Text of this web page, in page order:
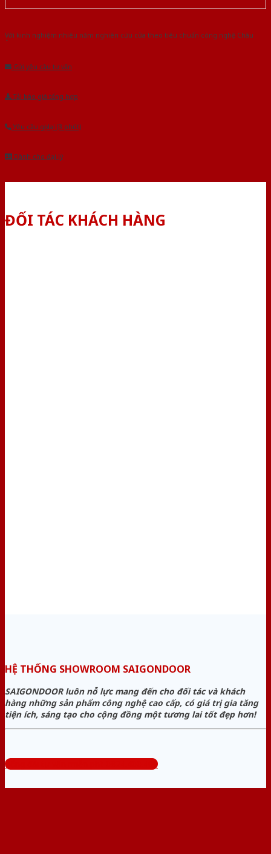
Với kinh nghiệm nhiêu năm nghiên cứu cửa theo tiêu chuẩn công nghệ Châu
Gửi yêu cầu tư vấn
Tải báo giá tổng hợp
Yêu cầu gọi lại (3 phút)
Dành cho đại lý
ĐỐI TÁC KHÁCH HÀNG
HỆ THỐNG SHOWROOM SAIGONDOOR
SAIGONDOOR luôn nỗ lực mang đến cho đối tác và khách
hàng những sản phẩm công nghệ cao cấp, có giá trị gia tăng
tiện ích, sáng tạo cho cộng đồng một tương lai tốt đẹp hơn!
Tổng đài tư vấn miễn phí: 0824.400.400